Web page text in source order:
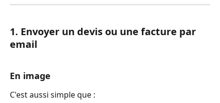
1. Envoyer un devis ou une facture par
email
En image
C'est aussi simple que :